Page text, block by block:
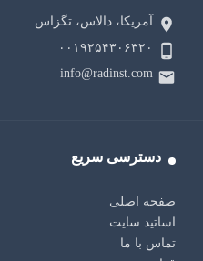
آمریکا، دالاس، تگزاس
۰۰۱۹۲۵۴۳۰۶۳۲۰
info@radinst.com
دسترسی سریع
صفحه اصلی
اساتید سایت
تماس با ما